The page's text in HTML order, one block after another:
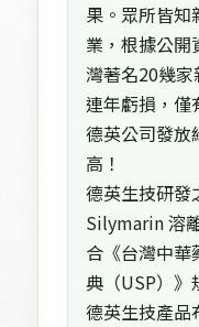
果。眾所皆知
業，根據公開
灣著名20幾
連年虧損，僅
德英公司發放
高！
德英生技研發
Silymarin 溶
合《台灣中華
典（USP）》
德英生技產品